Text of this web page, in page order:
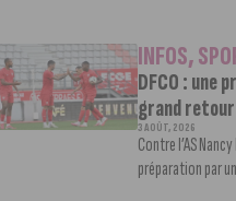
INFOS,
DFCO : une
grand retour
3 AOÛT, 2026
Contre l’AS
préparation par